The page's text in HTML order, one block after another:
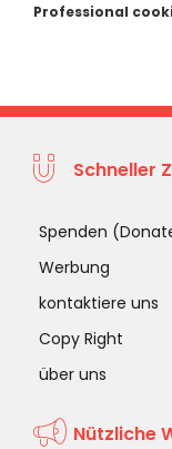
Professional
Schneller
Spenden
Werbung
kontaktiere uns
Copy Right
über uns
Nützliche